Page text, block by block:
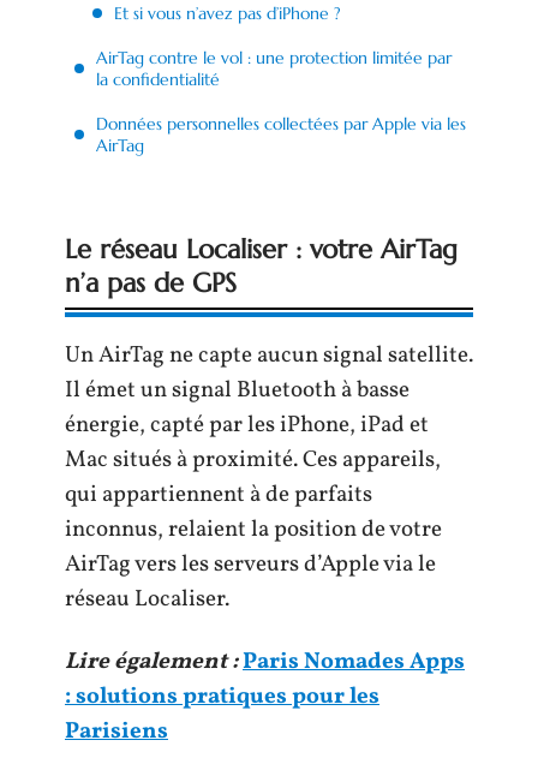
Et si vous n’avez pas d’iPhone ?
AirTag contre le vol : une protection limitée par
la confidentialité
Données personnelles collectées par Apple via les
AirTag
Le réseau Localiser : votre AirTag
n’a pas de GPS
Un AirTag ne capte aucun signal satellite.
Il émet un signal Bluetooth à basse
énergie, capté par les iPhone, iPad et
Mac situés à proximité. Ces appareils,
qui appartiennent à de parfaits
inconnus, relaient la position de votre
AirTag vers les serveurs d’Apple via le
réseau Localiser.
Lire également :Paris Nomades Apps
: solutions pratiques pour les
Parisiens